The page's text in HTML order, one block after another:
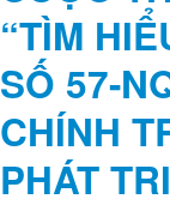
“TÌM
SỐ 57-
CHÍNH
PHÁT